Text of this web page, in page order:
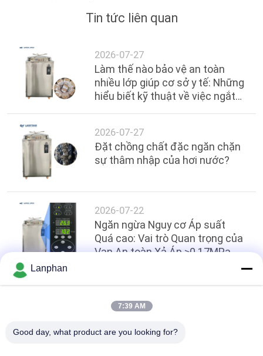
Tin tức liên quan
2026-07-27
Làm thế nào bảo vệ an toàn
nhiều lớp giúp cơ sở y tế: Những
hiểu biết kỹ thuật về việc ngắt
2026-07-27
Đặt chồng chất đặc ngăn chặn
sự thâm nhập của hơi nước?
2026-07-22
Ngăn ngừa Nguy cơ Áp suất
Quá cao: Vai trò Quan trọng của
Van An toàn Xả Áp ≥0.17MPa
Chính xác trong Khử trùng Công
Hàng đầu
Lanphan
7:39 AM
Good day, what product are you looking for?